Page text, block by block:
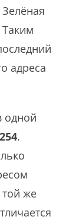
Таким
адреса
одной
254.
той же